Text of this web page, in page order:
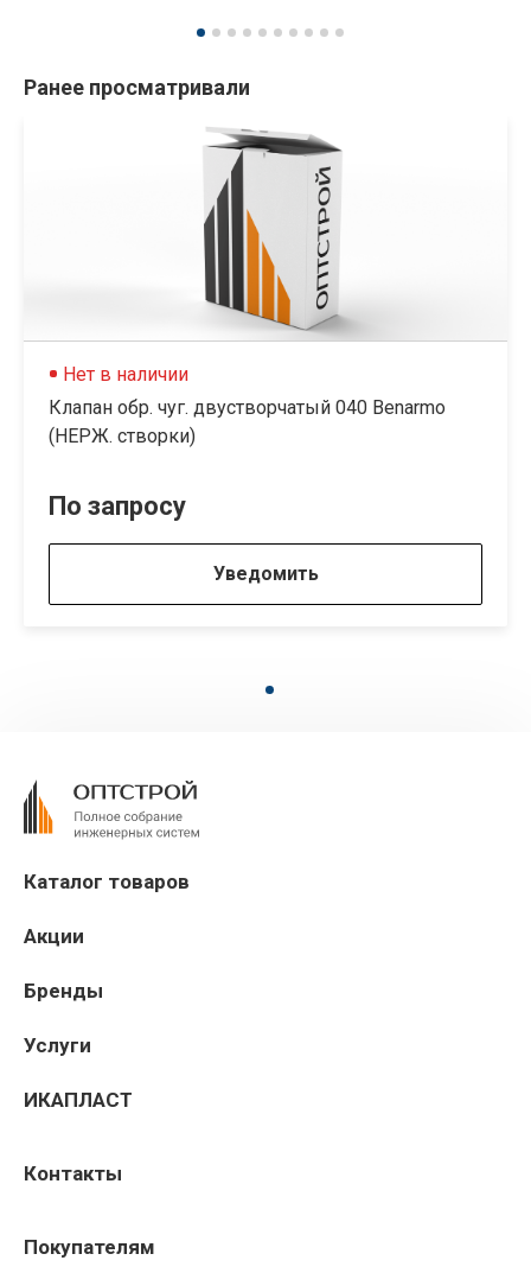
Ранее просматривали
Нет в наличии
Клапан обр. чуг. двустворчатый 040 Benarmo
(НЕРЖ. створки)
По запросу
Уведомить
Каталог товаров
Акции
Бренды
Услуги
ИКАПЛАСТ
Контакты
Покупателям